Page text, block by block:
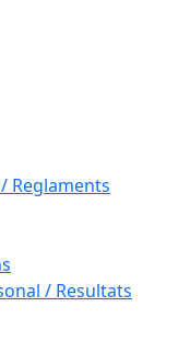
Reglaments
/ Resultats